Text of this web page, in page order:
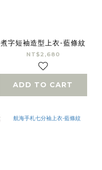
煮字短袖造型上衣-藍條紋
NT$2,680
ADD TO CART